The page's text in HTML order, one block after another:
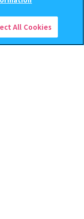
All Cookies